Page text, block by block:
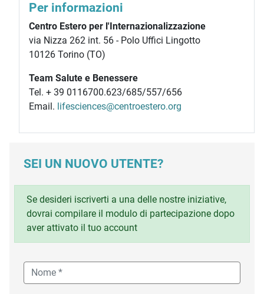
Per informazioni
Centro Estero per l'Internazionalizzazione
via Nizza 262 int. 56 - Polo Uffici Lingotto
10126 Torino (TO)
Team Salute e Benessere
Tel. + 39 0116700.623/685/557/656
Email. lifesciences@centroestero.org
SEI UN NUOVO UTENTE?
Se desideri iscriverti a una delle nostre iniziative,
dovrai compilare il modulo di partecipazione dopo
aver attivato il tuo account